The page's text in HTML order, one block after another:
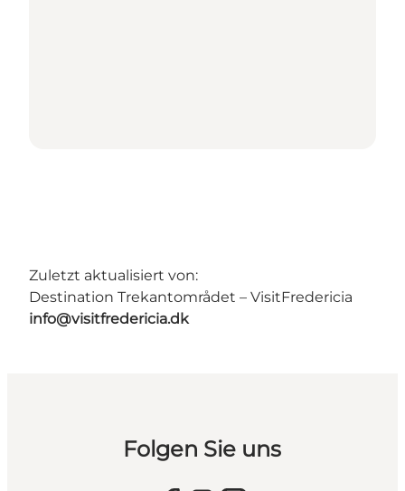
Zuletzt aktualisiert von:
Destination Trekantområdet – VisitFredericia
info@visitfredericia.dk
Folgen Sie uns